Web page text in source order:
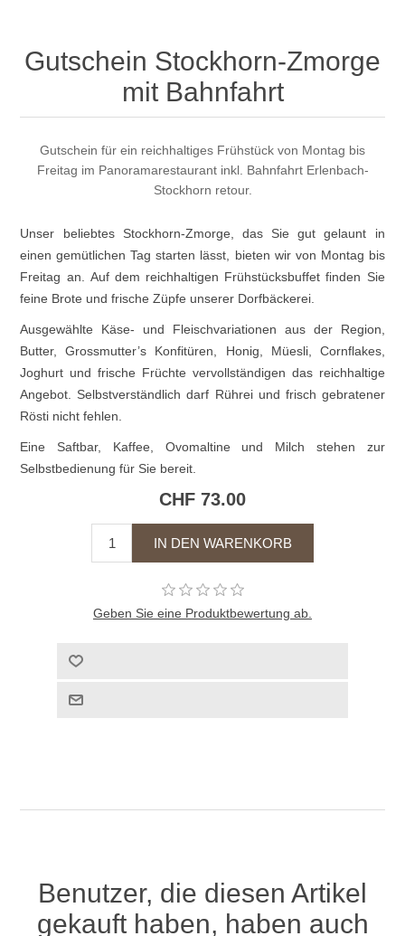
Gutschein Stockhorn-Zmorge
mit Bahnfahrt
Gutschein für ein reichhaltiges Frühstück von Montag bis
Freitag im Panoramarestaurant inkl. Bahnfahrt Erlenbach-
Stockhorn retour.
Unser beliebtes Stockhorn-Zmorge, das Sie gut gelaunt in
einen gemütlichen Tag starten lässt, bieten wir von Montag bis
Freitag an. Auf dem reichhaltigen Frühstücksbuffet finden Sie
feine Brote und frische Züpfe unserer Dorfbäckerei.
Ausgewählte Käse- und Fleischvariationen aus der Region,
Butter, Grossmutter’s Konfitüren, Honig, Müesli, Cornflakes,
Joghurt und frische Früchte vervollständigen das reichhaltige
Angebot. Selbstverständlich darf Rührei und frisch gebratener
Rösti nicht fehlen.
Eine Saftbar, Kaffee, Ovomaltine und Milch stehen zur
Selbstbedienung für Sie bereit.
CHF 73.00
Geben Sie eine Produktbewertung ab.
Benutzer, die diesen Artikel
gekauft haben, haben auch